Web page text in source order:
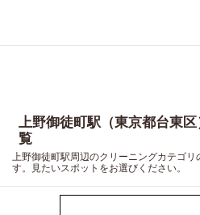
上野御徒町駅（東京都台東
覧
上野御徒町駅周辺のクリーニングカテゴリ
す。見たいスポットをお選びください。